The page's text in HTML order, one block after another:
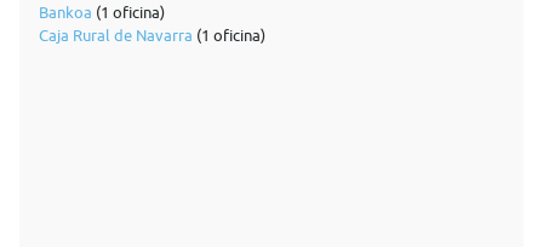
Bankoa (1 oficina)
Caja Rural de Navarra (1 oficina)